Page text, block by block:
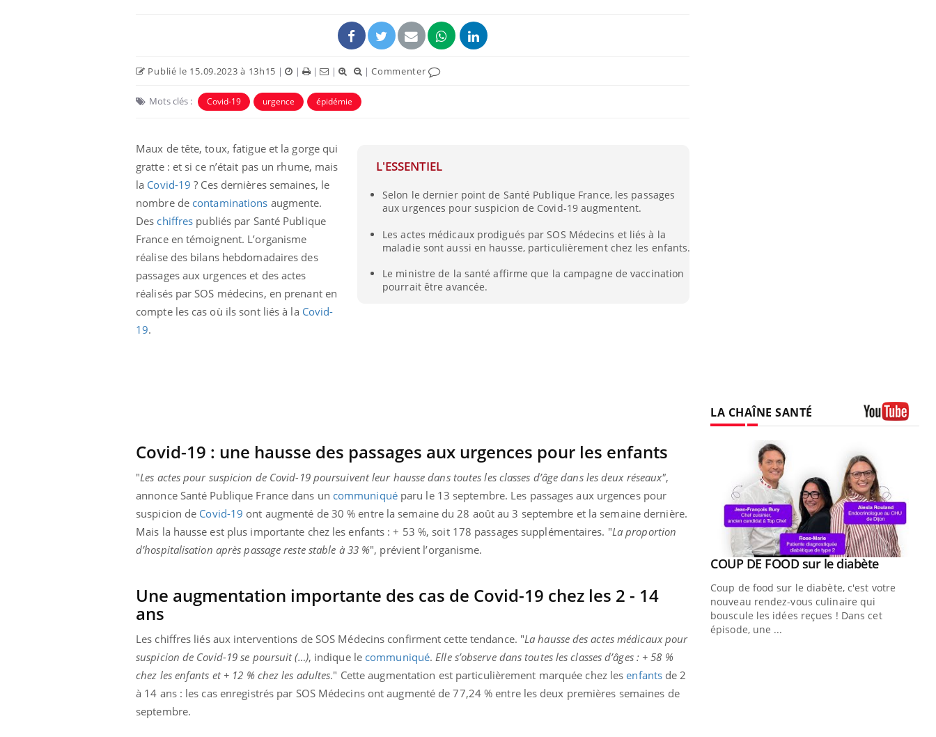
Publié le 15.09.2023 à 13h15 | | | | |Commenter
Mots clés : Covid-19 urgence épidémie
L'ESSENTIEL
Selon le dernier point de Santé Publique France, les passages
aux urgences pour suspicion de Covid-19 augmentent.
Les actes médicaux prodigués par SOS Médecins et liés à la
maladie sont aussi en hausse, particulièrement chez les enfants.
Le ministre de la santé affirme que la campagne de vaccination
pourrait être avancée.
Maux de tête, toux, fatigue et la gorge qui
gratte : et si ce n’était pas un rhume, mais
la Covid-19 ? Ces dernières semaines, le
nombre de contaminations augmente.
Des chiffres publiés par Santé Publique
France en témoignent. L’organisme
réalise des bilans hebdomadaires des
passages aux urgences et des actes
réalisés par SOS médecins, en prenant en
compte les cas où ils sont liés à la Covid-
19.
Covid-19 : une hausse des passages aux urgences pour les enfants
"Les actes pour suspicion de Covid-19 poursuivent leur hausse dans toutes les classes d’âge dans les deux réseaux",
annonce Santé Publique France dans un communiquéparu le 13 septembre. Les passages aux urgences pour
suspicion de Covid-19 ont augmenté de 30 % entre la semaine du 28 août au 3 septembre et la semaine dernière.
Mais la hausse est plus importante chez les enfants : + 53 %, soit 178 passages supplémentaires. "La proportion
d’hospitalisation après passage reste stable à 33 %", prévient l’organisme.
Une augmentation importante des cas de Covid-19 chez les 2 - 14
ans
Les chiffres liés aux interventions de SOS Médecins confirment cette tendance. "La hausse des actes médicaux pour
suspicion de Covid-19 se poursuit (…), indique le communiqué.Elle s’observe dans toutes les classes d’âges : + 58 %
chez les enfants et + 12 % chez les adultes." Cette augmentation est particulièrement marquée chez lesenfants de 2
à 14 ans : les cas enregistrés par SOS Médecins ont augmenté de 77,24 % entre les deux premières semaines de
septembre.
LA CHAÎNE SANTÉ
L'été arrive… et avec lui, un tout nouveau
rythme de vie ! Vacances, plage, piscine,
Le Ramadan approche, et, pour de
nombreuses personnes atteintes de
préventiveYoutube
santé : l'utilisation d'un « jumeau
numérique » permet ...
Youtube
COUP DE FOOD sur le diabèteYoutube
Coup de food sur le diabète, c'est votre
nouveau rendez-vous culinaire qui
bouscule les idées reçues ! Dans cet
épisode, une ...